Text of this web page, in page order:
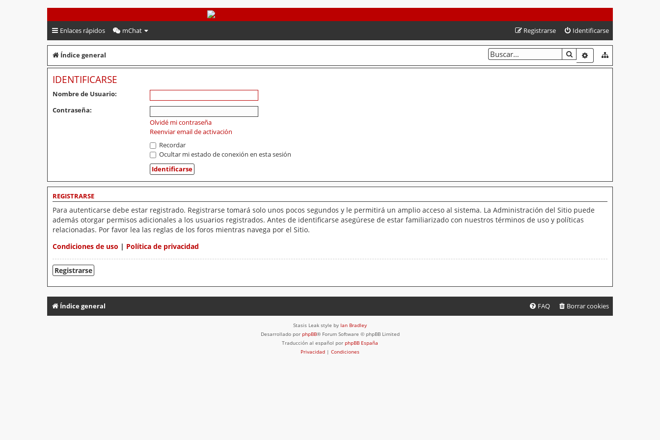
PeruVoley.com
Enlaces rápidos mChat Identificarse
Registrarse
Índice general BUSCARBÚSQUEDA
IDENTIFICARSE
Nombre de Usuario:
Contraseña:
Olvidé mi contraseña
Reenviar email de activación
Recordar
Ocultar mi estado de conexión en esta sesión
REGISTRARSE
Para autenticarse debe estar registrado. Registrarse tomará solo unos pocos segundos y le permitirá un amplio acceso al sistema. La Administración del Sitio puede
además otorgar permisos adicionales a los usuarios registrados. Antes de identificarse asegúrese de estar familiarizado con nuestros términos de uso y políticas
relacionadas. Por favor lea las reglas de los foros mientras navega por el Sitio.
Condiciones de uso | Política de privacidad
Registrarse
Índice general Borrar cookies
FAQ
Stasis Leak style by Ian Bradley
Desarrollado por phpBB® Forum Software © phpBB Limited
Traducción al español por phpBB España
Privacidad | Condiciones